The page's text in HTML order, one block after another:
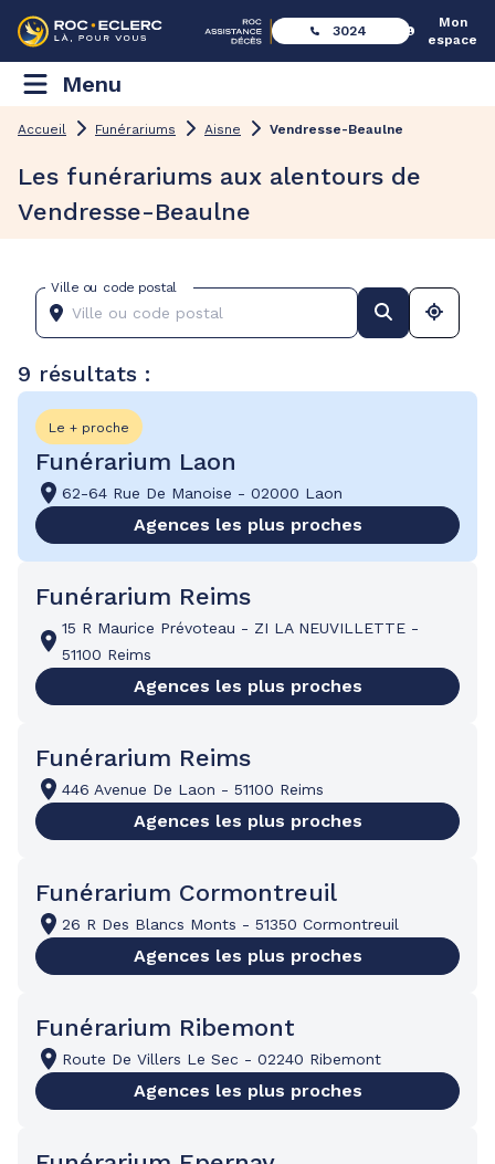
3024
Mon
espace
Menu
Accueil Funérariums Aisne Vendresse-Beaulne
Les funérariums aux alentours de
Vendresse-Beaulne
Ville ou code postal
9 résultats :
Le + proche
Funérarium Laon
62-64 Rue De Manoise - 02000 Laon
Agences les plus proches
Funérarium Reims
15 R Maurice Prévoteau - ZI LA NEUVILLETTE -
51100 Reims
Agences les plus proches
Funérarium Reims
446 Avenue De Laon - 51100 Reims
Agences les plus proches
Funérarium Cormontreuil
26 R Des Blancs Monts - 51350 Cormontreuil
Agences les plus proches
Funérarium Ribemont
Route De Villers Le Sec - 02240 Ribemont
Agences les plus proches